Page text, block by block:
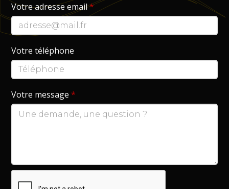
Votre adresse email*
Votre téléphone
Votre message*